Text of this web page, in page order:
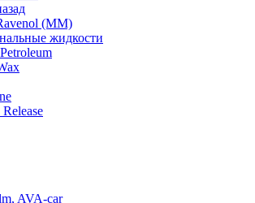
(ММ)
жидкости
AVA-car